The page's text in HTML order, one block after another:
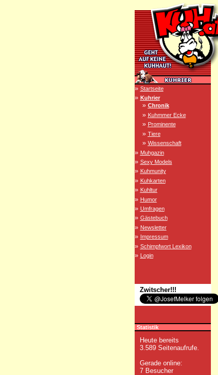
» Startseite
» Kuhrier
» Chronik
» Kuhmmer Ecke
» Prominente
» Tiere
» Wissenschaft
» Muhgazin
» Sexy Models
» Kuhmunity
» Kuhkarten
» Kuhltur
» Humor
» Umfragen
» Gästebuch
» Newsletter
» Impressum
» Schimpfwort Lexikon
» Login
Zwitscher!!!
Statistik
Heute bereits
3.589 Seitenaufrufe.
Gerade online:
7 Besucher